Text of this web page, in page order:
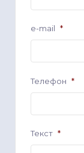
e-mail *
Телефон *
Текст *